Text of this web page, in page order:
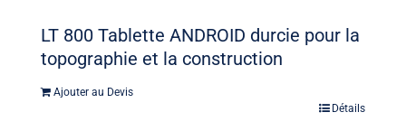
LT 800 Tablette ANDROID durcie pour la
topographie et la construction
Ajouter au Devis
Détails